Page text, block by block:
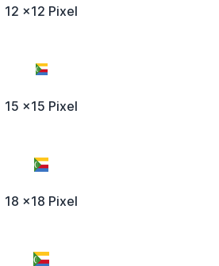
12 x12 Pixel
15 x15 Pixel
18 x18 Pixel